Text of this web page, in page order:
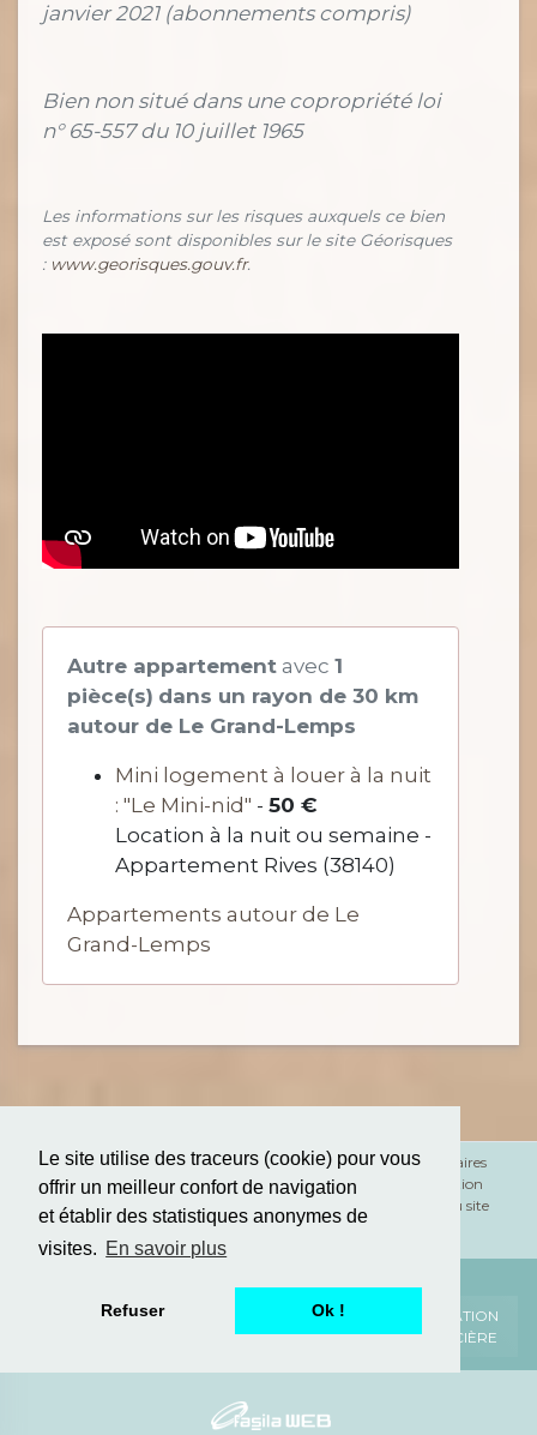
Le site utilise des traceurs (cookie) pour vous
offrir un meilleur confort de navigation
et établir des statistiques anonymes de
visites. En savoir plus
Refuser Ok !
janvier 2021 (abonnements compris)
Bien non situé dans une copropriété loi
n° 65-557 du 10 juillet 1965
Les informations sur les risques auxquels ce bien
est exposé sont disponibles sur le site Géorisques
: www.georisques.gouv.fr.
Autre appartement avec 1
pièce(s) dans un rayon de 30 km
autour de Le Grand-Lemps
Mini logement à louer à la nuit
: "Le Mini-nid" - 50 €
Location à la nuit ou semaine -
Appartement Rives (38140)
Appartements autour de Le
Grand-Lemps
Depuis 2008
Mentions légales
RGPD
Honoraires
Médiation
Plan du site
ALERTE
SIMULATION
FINANCIÈRE